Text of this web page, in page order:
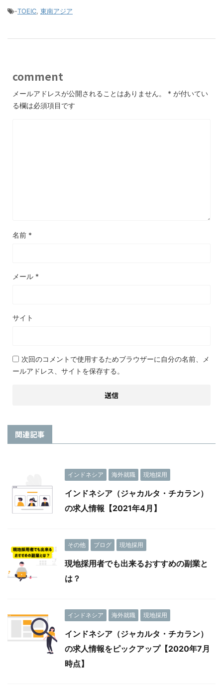
-TOEIC, 東南アジア
comment
メールアドレスが公開されることはありません。 * が付いてい
る欄は必須項目です
名前 *
メール *
サイト
次回のコメントで使用するためブラウザーに自分の名前、メ
ールアドレス、サイトを保存する。
関連記事
インドネシア 海外就職 現地採用
インドネシア（ジャカルタ・チカラン）
の求人情報【2021年4月】
その他 ブログ 現地採用
現地採用者でも出来るおすすめの副業と
は？
インドネシア 海外就職 現地採用
インドネシア（ジャカルタ・チカラン）
の求人情報をピックアップ【2020年7月
時点】